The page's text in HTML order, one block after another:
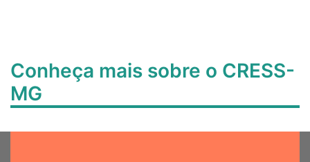
Conheça mais sobre o CRESS-
MG